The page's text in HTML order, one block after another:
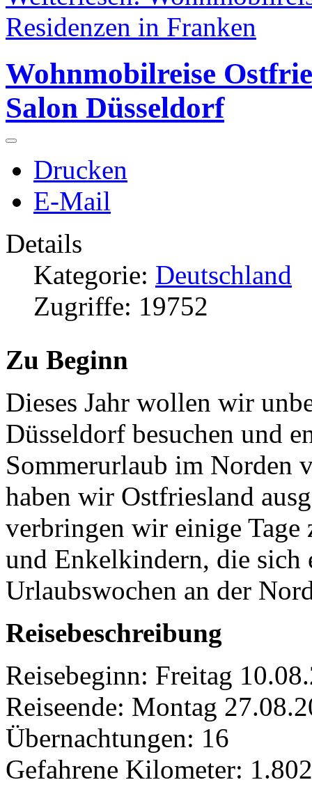
Residenzen in Franken
Wohnmobilreise
Salon Düsseldorf
Drucken
E-Mail
Details
Kategorie: Deutschland
Zugriffe: 19752
Zu Beginn
Dieses Jahr wollen wir
Düsseldorf besuchen und
Sommerurlaub im Norden
haben wir Ostfriesland
verbringen wir einige Tage
und Enkelkindern, die sich
Urlaubswochen an der
Reisebeschreibung
Reisebeginn: Freitag
Reiseende: Montag
Übernachtungen: 16
Gefahrene Kilometer: